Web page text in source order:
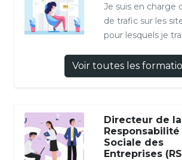
Je suis en charge
de trafic sur les
pour lesquels je
Voir toutes les
Directeur de la
Responsabilité
Sociale des
Entreprises